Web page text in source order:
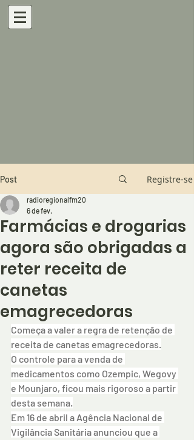
Post Registre-se
Farmácias e drogarias
agora são obrigadas a
reter receita de
canetas
emagrecedoras
radioregionalfm20
6 de fev.
Começa a valer a regra de retenção de
receita de canetas emagrecedoras.
O controle para a venda de
medicamentos como Ozempic, Wegovy
e Mounjaro, ficou mais rigoroso a partir
desta semana.
Em 16 de abril a Agência Nacional de
Vigilância Sanitária anunciou que a